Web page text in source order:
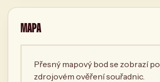
MAPA
Přesný mapový bod se zobrazí po
zdrojovém ověření souřadnic.